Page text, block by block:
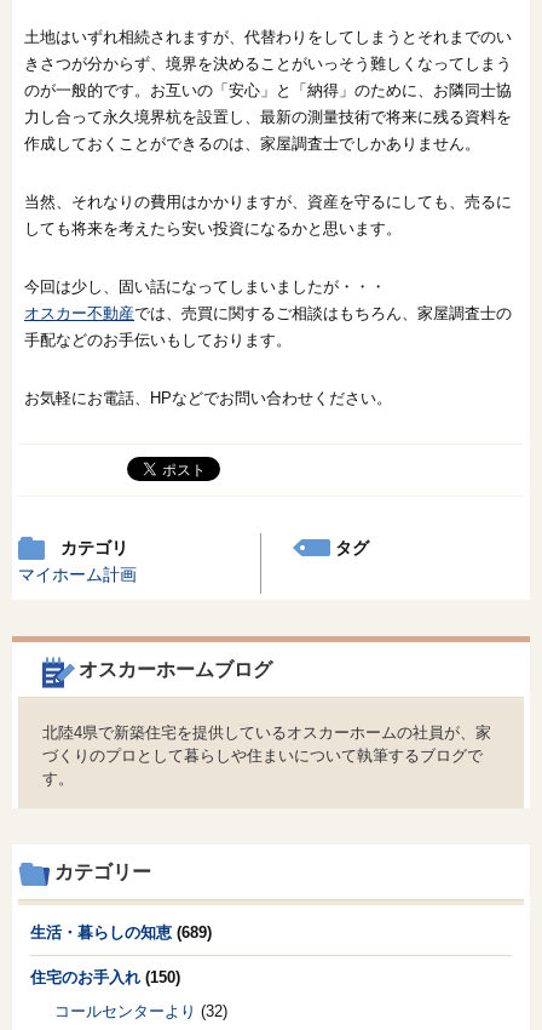
土地はいずれ相続されますが、代替わりをしてしまうとそれまでのい
きさつが分からず、境界を決めることがいっそう難しくなってしまう
のが一般的です。お互いの「安心」と「納得」のために、お隣同士協
力し合って永久境界杭を設置し、最新の測量技術で将来に残る資料を
作成しておくことができるのは、家屋調査士でしかありません。
当然、それなりの費用はかかりますが、資産を守るにしても、売るに
しても将来を考えたら安い投資になるかと思います。
今回は少し、固い話になってしまいましたが・・・
オスカー不動産では、売買に関するご相談はもちろん、家屋調査士の
手配などのお手伝いもしております。
お気軽にお電話、HPなどでお問い合わせください。
カテゴリ
マイホーム計画
タグ
オスカーホームブログ
北陸4県で新築住宅を提供しているオスカーホームの社員が、家
づくりのプロとして暮らしや住まいについて執筆するブログで
す。
カテゴリー
生活・暮らしの知恵 (689)
住宅のお手入れ (150)
コールセンターより (32)